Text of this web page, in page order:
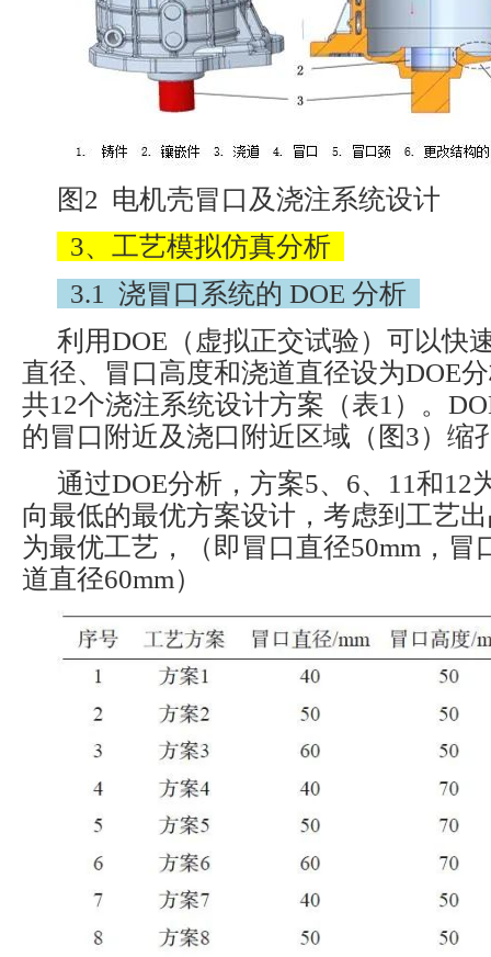
图2 电机壳冒口及浇注系统设计
3、工艺模拟仿真分析
3.1 浇冒口系统的 DOE 分析
利用DOE（虚拟正交试验）可以快
直径、冒口高度和浇道直径设为DOE
共12个浇注系统设计方案（表1）。
的冒口附近及浇口附近区域（图3）缩
通过DOE分析，方案5、6、11和12
向最低的最优方案设计，考虑到工艺
为最优工艺，（即冒口直径50mm，冒
道直径60mm）